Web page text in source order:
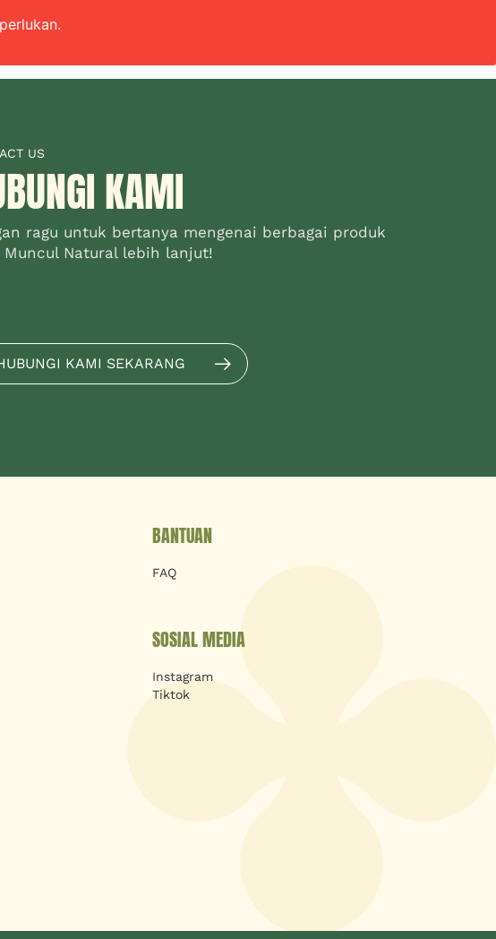
US
KAMI
ragu untuk bertanya mengenai berbagai produk
Muncul Natural lebih lanjut!
KAMI SEKARANG
BANTUAN
FAQ
SOSIAL MEDIA
Instagram
Tiktok